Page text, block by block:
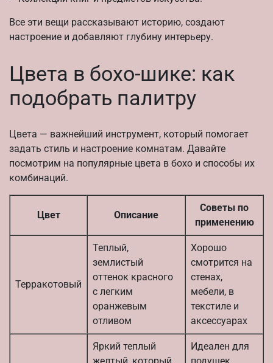
Все эти вещи рассказывают историю, создают
настроение и добавляют глубину интерьеру.
Цвета в бохо-шике: как
подобрать палитру
Цвета — важнейший инструмент, который помогает
задать стиль и настроение комнатам. Давайте
посмотрим на популярные цвета в бохо и способы их
комбинаций.
Цвет Описание
Советы по
применению
Терракотовый
Теплый,
землистый
оттенок красного
с легким
оранжевым
отливом
Хорошо
смотрится на
стенах,
мебели, в
текстиле и
аксессуарах
Яркий теплый
Идеален для